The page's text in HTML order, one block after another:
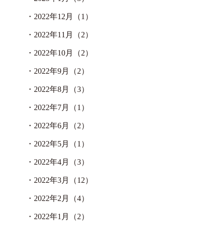
・ 2022年12月（1）
・ 2022年11月（2）
・ 2022年10月（2）
・ 2022年9月（2）
・ 2022年8月（3）
・ 2022年7月（1）
・ 2022年6月（2）
・ 2022年5月（1）
・ 2022年4月（3）
・ 2022年3月（12）
・ 2022年2月（4）
・ 2022年1月（2）